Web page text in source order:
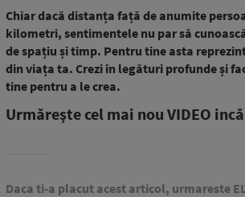
Chiar dacă distanța față de anumite
kilometri, sentimentele nu par să
de spațiu și timp. Pentru tine asta
din viața ta. Crezi în legături profunde și
tine pentru a le crea.
Urmăreşte cel mai nou VIDEO
Daca ti-a placut acest articol, urmareste